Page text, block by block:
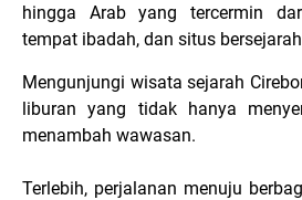
hingga Arab yang tercermin
tempat ibadah, dan situs
Mengunjungi wisata sejarah
liburan yang tidak hanya
menambah wawasan.
Terlebih, perjalanan menuju